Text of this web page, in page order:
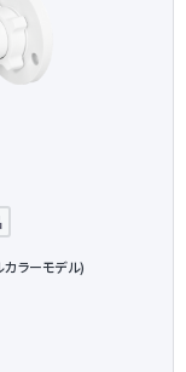
ラーモデル)